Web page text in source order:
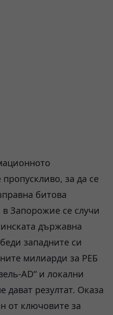
за да се
битова
Запорожие се случи
държавна
западните си
милиарди за РЕБ
AD“ и локални
дават резултат. Оказа
от ключовите за